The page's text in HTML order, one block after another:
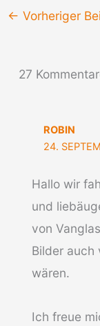
← Vorheriger
27
ROBIN
24.
Hallo wir
und
von
Bilder auch
wären.
Ich freue